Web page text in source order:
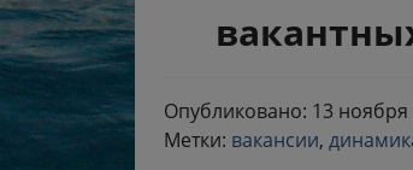
Опубликовано: 13 ноября
Метки: вакансии,